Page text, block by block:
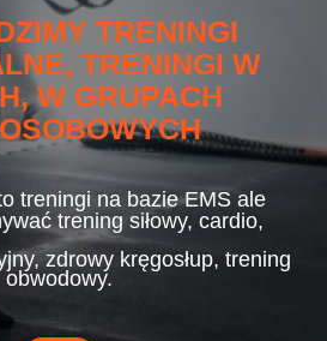
TRENINGI
TRENINGI W
W GRUPACH
treningi na bazie EMS ale
trening siłowy, cardio,
zdrowy kręgosłup, trening
obwodowy.